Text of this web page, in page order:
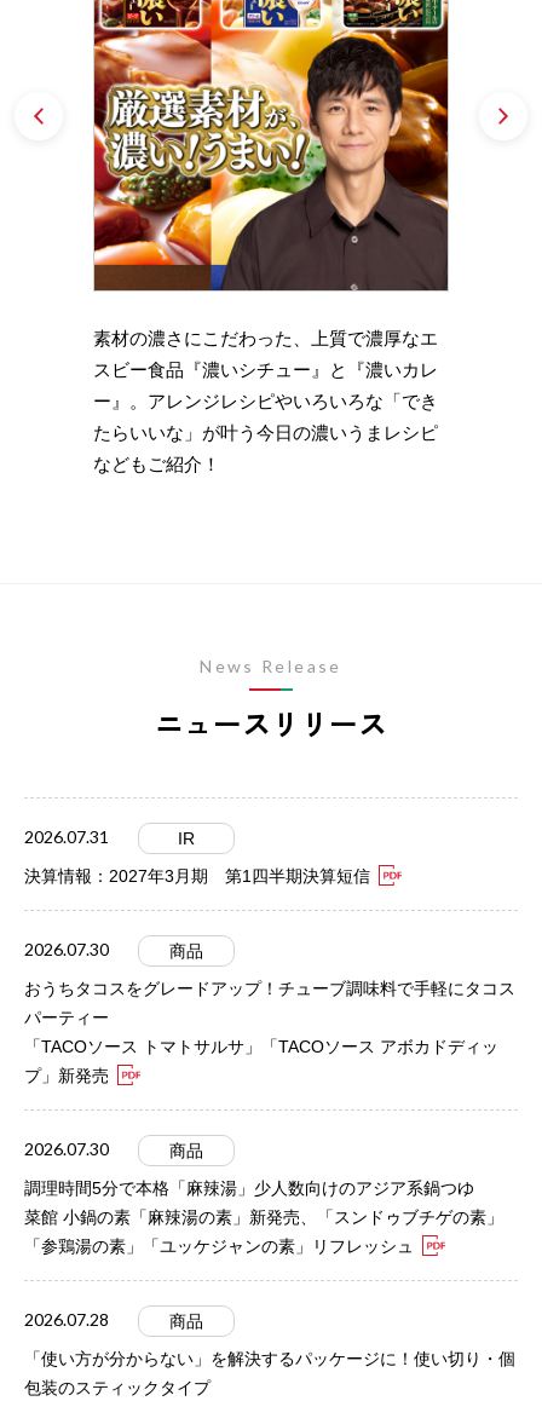
素材の濃さにこだわった、上質で濃厚なエ
スビー食品『濃いシチュー』と『濃いカレ
ー』。アレンジレシピやいろいろな「でき
たらいいな」が叶う今日の濃いうまレシピ
などもご紹介！
Prev
ニュースリリース
News Release
2026.07.31
IR
決算情報：2027年3月期 第1四半期決算短信
2026.07.30
商品
おうちタコスをグレードアップ！チューブ調味料で手軽にタコス
パーティー
「TACOソース トマトサルサ」「TACOソース アボカドディッ
プ」新発売
2026.07.30
商品
調理時間5分で本格「麻辣湯」少人数向けのアジア系鍋つゆ
菜館 小鍋の素「麻辣湯の素」新発売、「スンドゥブチゲの素」
「参鶏湯の素」「ユッケジャンの素」リフレッシュ
2026.07.28
商品
「使い方が分からない」を解決するパッケージに！使い切り・個
包装のスティックタイプ